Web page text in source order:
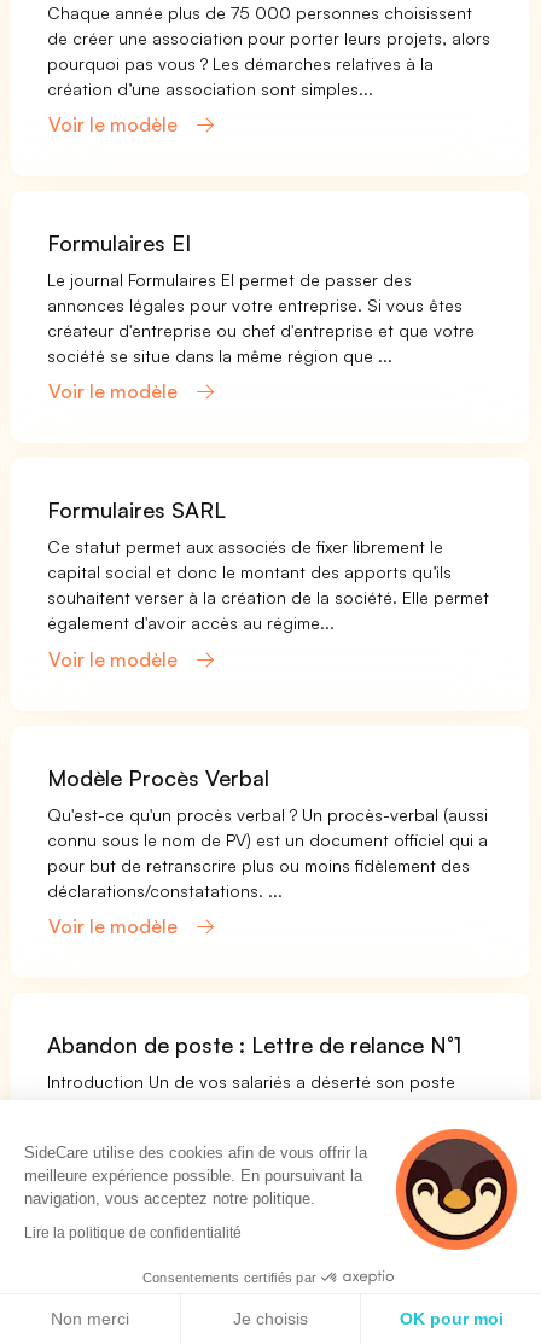
Chaque année plus de 75 000 personnes choisissent
de créer une association pour porter leurs projets, alors
pourquoi pas vous ? Les démarches relatives à la
création d’une association sont simples...
Voir le modèle
Formulaires EI
Le journal Formulaires EI permet de passer des
annonces légales pour votre entreprise. Si vous êtes
créateur d'entreprise ou chef d'entreprise et que votre
société se situe dans la même région que ...
Voir le modèle
Formulaires SARL
Ce statut permet aux associés de fixer librement le
capital social et donc le montant des apports qu’ils
souhaitent verser à la création de la société. Elle permet
également d'avoir accès au régime...
Voir le modèle
Modèle Procès Verbal
Qu'est-ce qu'un procès verbal ? Un procès-verbal (aussi
connu sous le nom de PV) est un document officiel qui a
pour but de retranscrire plus ou moins fidèlement des
déclarations/constatations. ...
Voir le modèle
Abandon de poste : Lettre de relance N°1
Introduction Un de vos salariés a déserté son poste
disposition un modèle gratuit de lettre de licenciement
pour abandon de poste à utiliser s’il n...
Voir le modèle
Modèle de document gestion du temps
SideCare utilise des cookies afin de vous offrir la
meilleure expérience possible. En poursuivant la
navigation, vous acceptez notre politique.
Lire la politique de confidentialité
Consentements certifiés par
Non merci Je choisis OK pour moi